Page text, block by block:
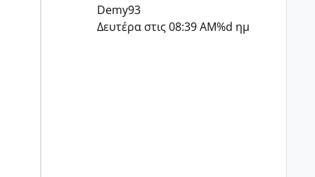
Demy93
Δευτέρα στις 08:39 AM%d ημ